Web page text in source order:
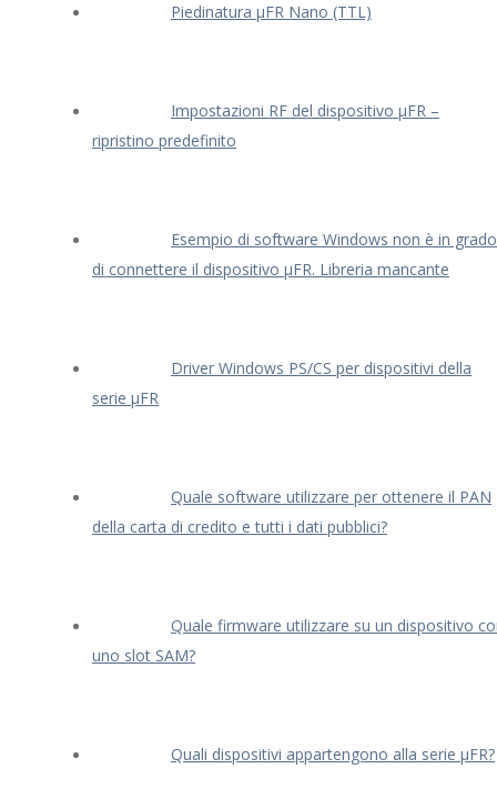
Piedinatura μFR Nano (TTL)
Impostazioni RF del dispositivo μFR –
ripristino predefinito
Esempio di software Windows non è in grado
di connettere il dispositivo μFR. Libreria mancante
Driver Windows PS/CS per dispositivi della
serie μFR
Quale software utilizzare per ottenere il PAN
della carta di credito e tutti i dati pubblici?
Quale firmware utilizzare su un dispositivo
uno slot SAM?
Quali dispositivi appartengono alla serie μFR?